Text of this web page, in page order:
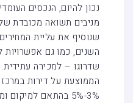
נכון להיום, הנכסים
שנוסיף את עליית
השנים, כמו גם
שדרוגו – למכירה
הממוצעת על דירות
3%-5% בהתאם למיקום ומאפייני הנכס.